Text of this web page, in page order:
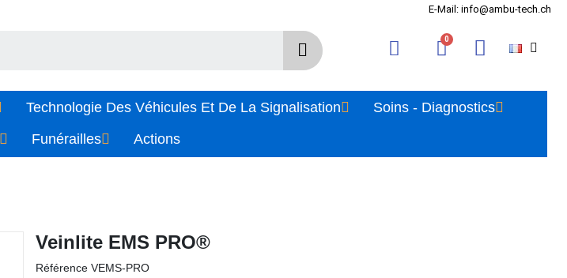
E-Mail: info@ambu-tech.ch
Technologie Des Véhicules Et De La Signalisation
Soins - Diagnostics
Funérailles Actions
Veinlite EMS PRO®
Référence VEMS-PRO